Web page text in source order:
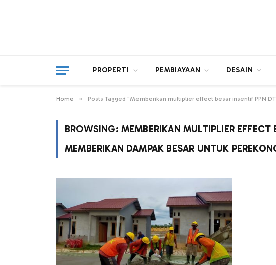
PROPERTI PEMBIAYAAN DESAIN
Home » Posts Tagged "Memberikan multiplier effect besar insentif PPN
BROWSING: MEMBERIKAN MULTIPLIER
MEMBERIKAN DAMPAK BESAR UNTUK